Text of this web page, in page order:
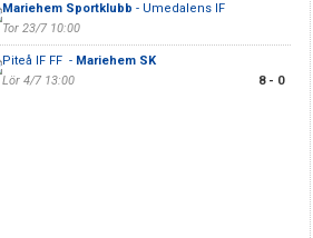
Mariehem Sportklubb - Umedalens IF
Tor 23/7 10:00
Piteå IF FF - Mariehem SK
Lör 4/7 13:00
8 - 0